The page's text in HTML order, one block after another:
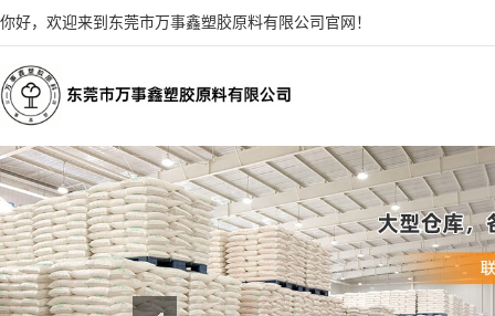
你好，欢迎来到东莞市万事鑫塑胶原料有限公司官网！